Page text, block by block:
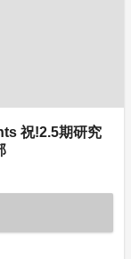
祝!2.5期研究